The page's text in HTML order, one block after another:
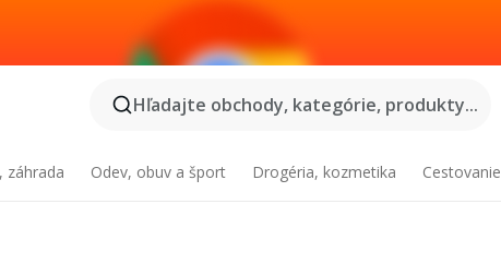
Hľadajte obchody, kategórie, produkty...
záhrada Odev, obuv a šport Drogéria, kozmetika Cestovanie